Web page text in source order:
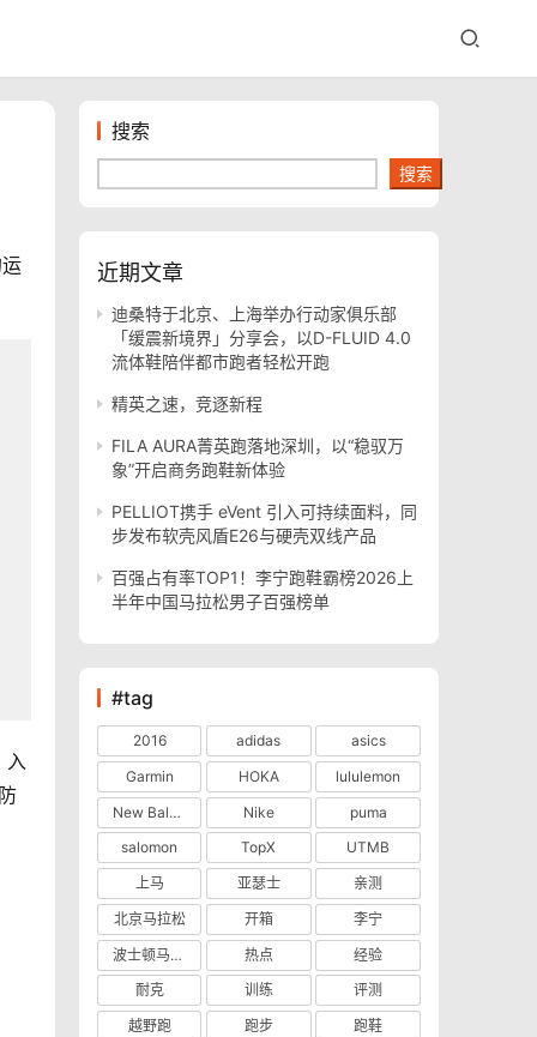
入
搜索
搜索
近期文章
迪桑特于北京、上海举办行动家俱乐部
「缓震新境界」分享会，以D-FLUID 4.0
流体鞋陪伴都市跑者轻松开跑
精英之速，竞逐新程
FILA AURA菁英跑落地深圳，以“稳驭万
象”开启商务跑鞋新体验
PELLIOT携手 eVent 引入可持续面料，同
步发布软壳风盾E26与硬壳双线产品
百强占有率TOP1！李宁跑鞋霸榜2026上
半年中国马拉松男子百强榜单
#tag
2016 adidas
asics
Garmin
HOKA
lululemon
New Balance
Nike
puma
salomon
TopX
UTMB
上马
亚瑟士
亲测
北京马拉松
开箱
李宁
波士顿马拉松
热点
经验
耐克
训练
评测
越野跑
跑步
跑鞋